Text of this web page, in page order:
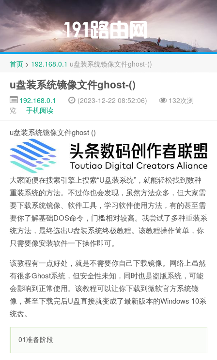
首页 > 192.168.0.1 u盘装系统镜像文件ghost-()
u盘装系统镜像文件ghost-()
192.168.0.1 (2023-12-22 08:52:06)
132次浏
览
手机阅读
u盘装系统镜像文件ghost ()
大家随便在搜索引擎上搜索“U盘装系统”，就能轻松找到数种
重装系统的方法。不过你也会发现，虽然方法众多，但大家需
要下载系统镜像、软件工具，学习软件使用方法，有的甚至需
要你了解基础DOS命令，门槛相对较高。我尝试了多种重装系
统方法，最终选出U盘装系统终极教程。该教程操作简单，你
只需要像安装软件一下操作即可。
该教程有一点好处，就是不需要你自己下载镜像。网络上虽然
有很多Ghost系统，但安全性未知，同时也是盗版系统，可能
会影响到正常使用。该教程可以让你下载到微软官方系统镜
像，甚至下载完后U盘直接就变成了最新版本的Windows 10系
统盘。
01准备阶段